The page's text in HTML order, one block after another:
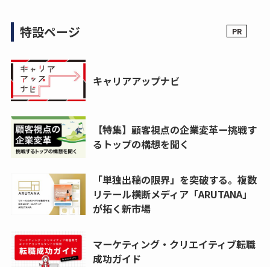
特設ページ
キャリアアップナビ
【特集】顧客視点の企業変革ー挑戦す
るトップの構想を聞く
「単独出稿の限界」を突破する。複数
リテール横断メディア「ARUTANA」
が拓く新市場
マーケティング・クリエイティブ転職
成功ガイド